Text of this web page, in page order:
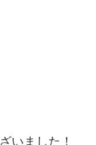
いました！